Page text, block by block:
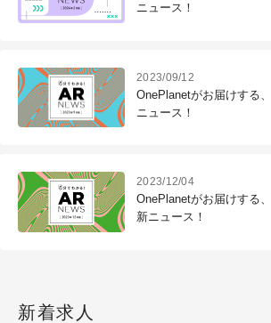
ニュース！
2023/09/12
OnePlanetがお届けする
ニュース！
2023/12/04
OnePlanetがお届けする
新ニュース！
新着求人